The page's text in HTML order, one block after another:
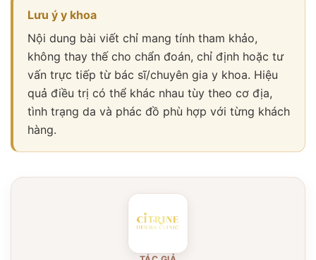
Lưu ý y khoa
Nội dung bài viết chỉ mang tính tham khảo,
không thay thế cho chẩn đoán, chỉ định hoặc tư
vấn trực tiếp từ bác sĩ/chuyên gia y khoa. Hiệu
quả điều trị có thể khác nhau tùy theo cơ địa,
tình trạng da và phác đồ phù hợp với từng khách
hàng.